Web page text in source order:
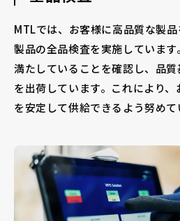
MTLでは、お客様に高品質な製
製品の全品検査を実施していま
満たしていることを確認し、品
を出荷しています。これにより
を安定して供給できるよう努めて